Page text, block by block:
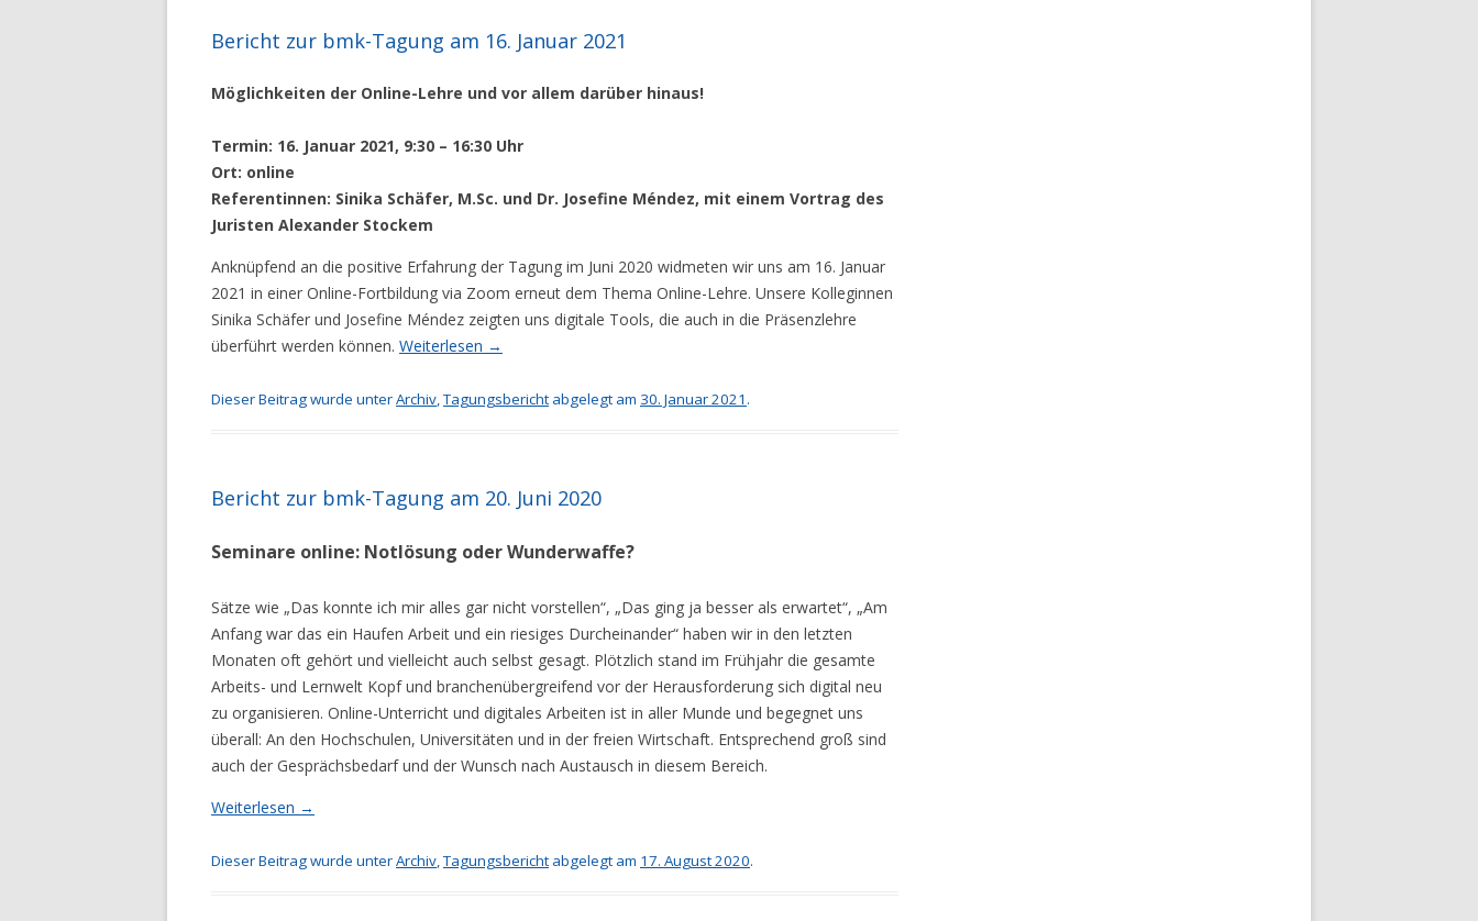
Bericht zur bmk-Tagung am 16. Januar 2021
Möglichkeiten der Online-Lehre und vor allem darüber hinaus!
Termin: 16. Januar 2021, 9:30 – 16:30 Uhr
Ort: online
Referentinnen: Sinika Schäfer, M.Sc. und Dr. Josefine Méndez, mit einem Vortrag des
Juristen Alexander Stockem
Anknüpfend an die positive Erfahrung der Tagung im Juni 2020 widmeten wir uns am 16. Januar
2021 in einer Online-Fortbildung via Zoom erneut dem Thema Online-Lehre. Unsere Kolleginnen
Sinika Schäfer und Josefine Méndez zeigten uns digitale Tools, die auch in die Präsenzlehre
überführt werden können. Weiterlesen →
Dieser Beitrag wurde unterArchiv,Tagungsbericht abgelegt am 30. Januar 2021 .
Bericht zur bmk-Tagung am 20. Juni 2020
Seminare online: Notlösung oder Wunderwaffe?
Sätze wie „Das konnte ich mir alles gar nicht vorstellen“, „Das ging ja besser als erwartet“, „Am
Anfang war das ein Haufen Arbeit und ein riesiges Durcheinander“ haben wir in den letzten
Monaten oft gehört und vielleicht auch selbst gesagt. Plötzlich stand im Frühjahr die gesamte
Arbeits- und Lernwelt Kopf und branchenübergreifend vor der Herausforderung sich digital neu
zu organisieren. Online-Unterricht und digitales Arbeiten ist in aller Munde und begegnet uns
überall: An den Hochschulen, Universitäten und in der freien Wirtschaft. Entsprechend groß sind
auch der Gesprächsbedarf und der Wunsch nach Austausch in diesem Bereich.
Weiterlesen →
Dieser Beitrag wurde unterArchiv,Tagungsbericht abgelegt am 17. August 2020.